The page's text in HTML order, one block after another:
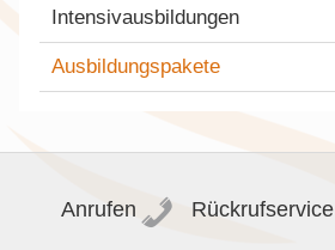
Intensivausbildungen
Ausbildungspakete
Anrufen Rückrufservice